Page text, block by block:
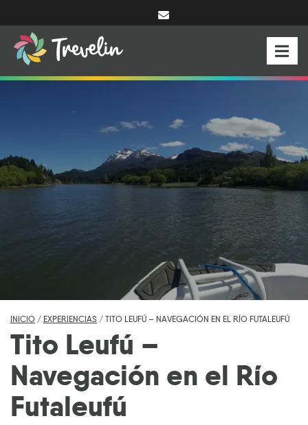
INICIO / EXPERIENCIAS / TITO LEUFÚ – NAVEGACIÓN EN EL RÍO FUTALEUFÚ
Tito Leufú –
Navegación en el Río
Futaleufú